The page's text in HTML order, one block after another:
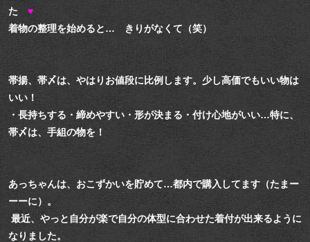
た ♥
着物の整理を始めると… きりがなくて（笑）
帯揚、帯〆は、やはりお値段に比例します。少し高価でもいい物は
いい！
・長持ちする・締めやすい・形が決まる・付け心地がいい…特に、
帯〆は、手組の物を！
あっちゃんは、おこずかいを貯めて…都内で購入してます（たまー
ーーに）。
最近、やっと自分が楽で自分の体型に合わせた着付が出来るように
なりました。